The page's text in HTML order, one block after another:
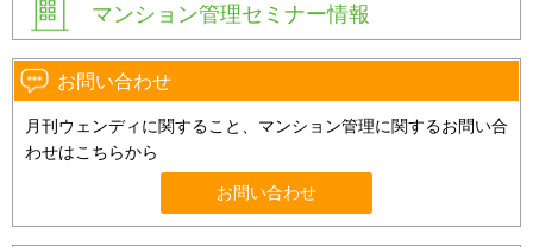
マンション管理セミナー情報
お問い合わせ
月刊ウェンディに関すること、マンション管理に関するお問い合
わせはこちらから
お問い合わせ